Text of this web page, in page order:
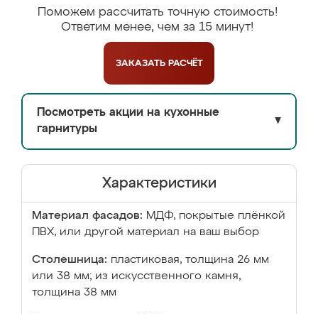
Поможем рассчитать точную стоимость!
Ответим менее, чем за 15 минут!
ЗАКАЗАТЬ РАСЧЁТ
Посмотреть акции на кухонные
гарнитуры
▼
Характеристики
Материал фасадов: МДФ, покрытые плёнкой
ПВХ, или другой материал на ваш выбор
Столешница: пластиковая, толщина 26 мм
или 38 мм; из искусственного камня,
толщина 38 мм